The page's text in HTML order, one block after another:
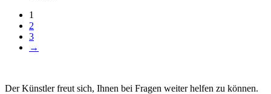
1
2
3
→
Der Künstler freut sich, Ihnen bei Fragen weiter helfen zu können.